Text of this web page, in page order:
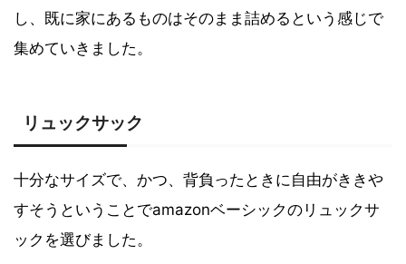
し、既に家にあるものはそのまま詰めるという感じで
集めていきました。
リュックサック
十分なサイズで、かつ、背負ったときに自由がききや
すそうということでamazonベーシックのリュックサ
ックを選びました。